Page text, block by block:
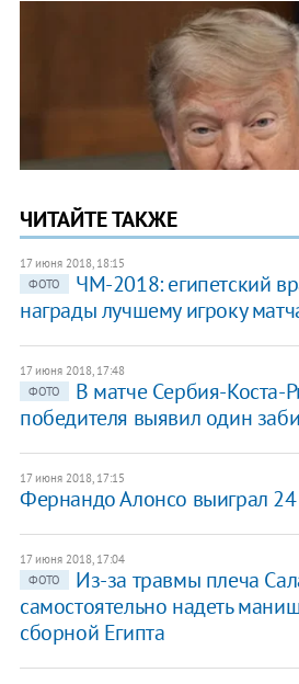
ЧИТАЙТЕ ТАКЖЕ
17 июня 2018, 18:15
ФОТО
ЧМ-2018: египетский
награды лучшему игроку
17 июня 2018, 17:48
ФОТО
В матче Cербия-
победителя выявил один
17 июня 2018, 17:15
​Фернандо Алонсо выиграл
17 июня 2018, 17:04
ФОТО
Из-за травмы плеча
самостоятельно надеть
сборной Египта